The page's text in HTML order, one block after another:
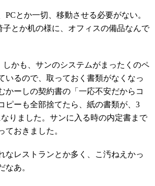
PCとか一切、移動させる必要がない。
子とか机の様に、オフィスの備品なんで
しかも、サンのシステムがまったくのペ
いるので、取っておく書類がなくなっ
かーしの契約書の「一応不安だからコ
ピーも全部捨てたら、紙の書類が、3
りました。サンに入る時の内定書まで
ておきました。
なレストランとか多く、こ汚ねえかっ
なあ。